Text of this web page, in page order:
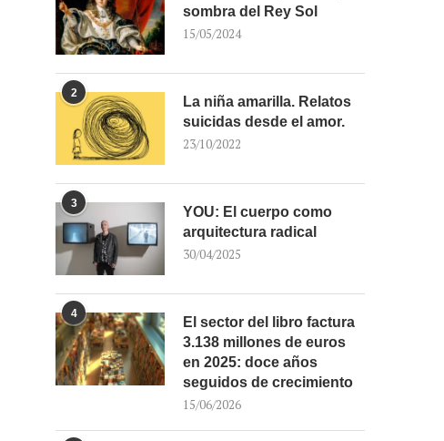
sombra del Rey Sol
15/05/2024
2
La niña amarilla. Relatos
suicidas desde el amor.
23/10/2022
3
YOU: El cuerpo como
arquitectura radical
30/04/2025
4
El sector del libro factura
3.138 millones de euros
en 2025: doce años
seguidos de crecimiento
15/06/2026